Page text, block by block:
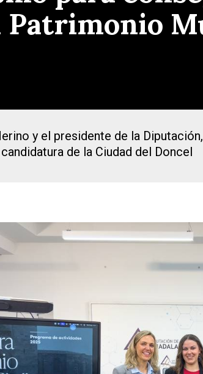
Patrimonio
y el presidente de la
de la Ciudad del Doncel